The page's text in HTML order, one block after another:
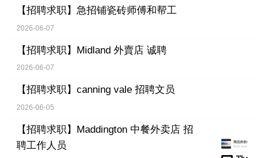
【招聘求职】 急招铺瓷砖师傅和帮工
2026-06-07
【招聘求职】 Midland 外賣店 诚聘
2026-06-07
【招聘求职】 canning vale 招聘文员
2026-06-05
【招聘求职】 Maddington 中餐外卖店 招
聘工作人员